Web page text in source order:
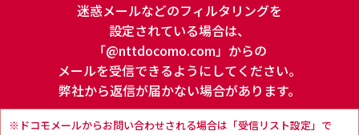
迷惑メールなどのフィルタリングを
設定されている場合は、
「@nttdocomo.com」からの
メールを受信できるようにしてください。
弊社から返信が届かない場合があります。
ドコモメールからお問い合わせされる場合は「受信リスト設定」で